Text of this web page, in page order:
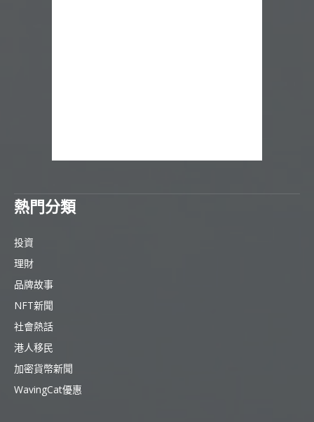
熱門分類
投資
理財
品牌故事
NFT新聞
社會熱話
港人移民
加密貨幣新聞
WavingCat優惠